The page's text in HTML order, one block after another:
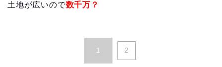
土地が広いので数千万？
1 2